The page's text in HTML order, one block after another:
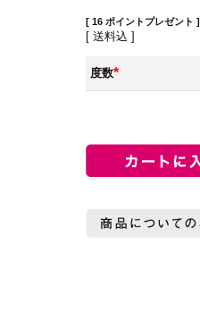
[ 16 ポイントプレゼント ]
送料込
度数
(必